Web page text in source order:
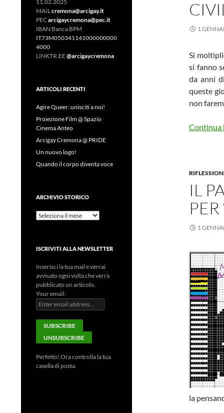
1
Si
si fanno
da anni
queste
non
Continua
IL
PER
1
la
11.02.2025
MAILcremona@arcigay.it
PECarcigaycremona@pec.it
IBAN Banca BPM
IT73M050341141000000000
4000
LINKTR.EE@arcigaycremona
ARTICOLI RECENTI
Agire Queer: unisciti a noi!
Proiezione Film @ Spazio
Cinema Anteo
Arcigay Cremona @ PRIDE
Un nuovo logo!
Quando il corpo diventa voce
ARCHIVIO STORICO
Archivio
ISCRIVITI ALLA NEWSLETTER
Inserisci la tua mail e verrai
avvisato ogni volta che verrà
pubblicato un articolo.
Your email:
Perfetto! Ora controlla la tua
casella di posta.